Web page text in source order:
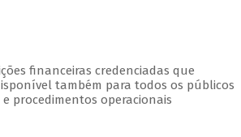
financeiras credenciadas que
também para todos os públicos
procedimentos operacionais